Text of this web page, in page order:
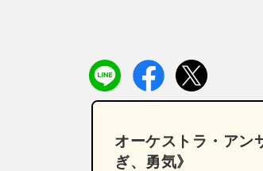
オーケストラ・アン
ぎ、勇気》